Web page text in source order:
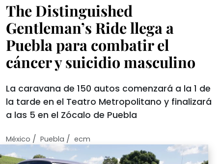
The Distinguished
Gentleman’s Ride llega a
Puebla para combatir el
cáncer y suicidio masculino
La caravana de 150 autos comenzará a la 1 de
la tarde en el Teatro Metropolitano y finalizará
a las 5 en el Zócalo de Puebla
México / Puebla / ecm